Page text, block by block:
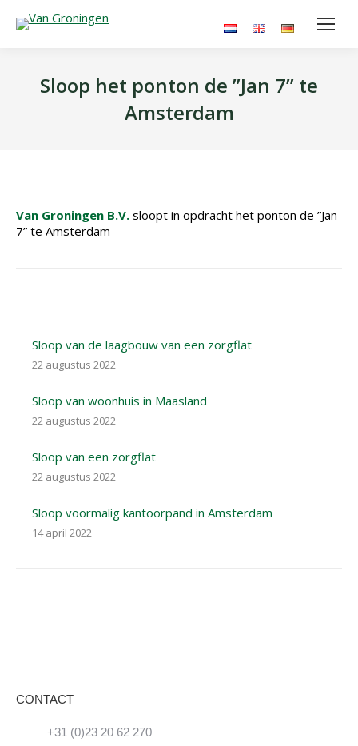
Sloop het ponton de ”Jan 7” te
Amsterdam
Van Groningen B.V. sloopt in opdracht het ponton de ”Jan
7” te Amsterdam
Sloop van de laagbouw van een zorgflat
22 augustus 2022
Sloop van woonhuis in Maasland
22 augustus 2022
Sloop van een zorgflat
22 augustus 2022
Sloop voormalig kantoorpand in Amsterdam
14 april 2022
CONTACT
+31 (0)23 20 62 270